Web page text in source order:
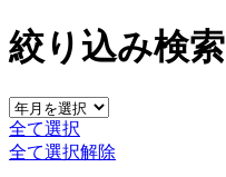
絞り込み検索
全て選択
全て選択解除